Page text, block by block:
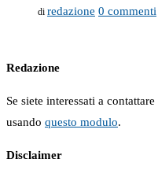
di redazione 0 commenti
Redazione
Se siete interessati a
usando questo modulo.
Disclaimer